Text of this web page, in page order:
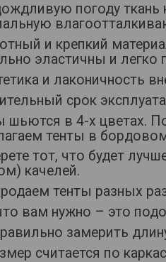
погоду ткань
и крепкий
эластичны и легко
и лаконичность
срок
шьются в 4-х цветах.
тенты в
тот, что будет
качелей.
тенты разных
вам нужно – это
замерить
считается по